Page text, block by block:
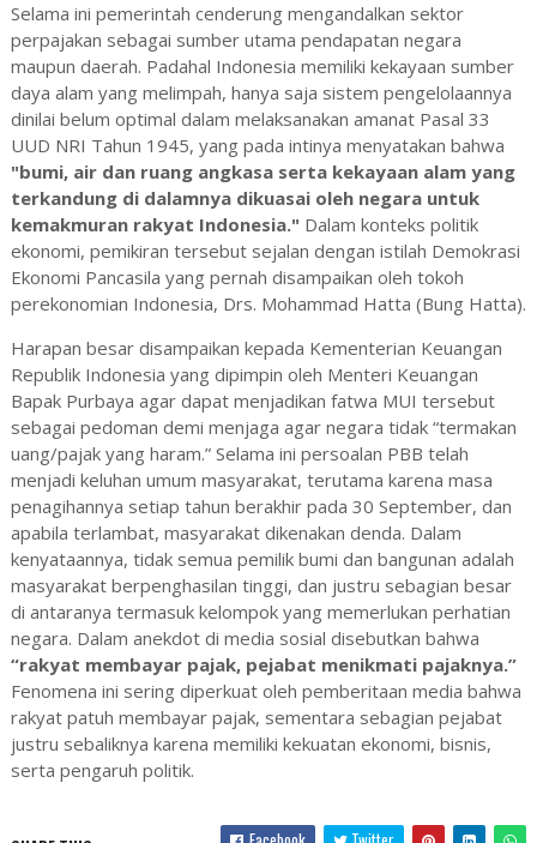
Selama ini pemerintah cenderung mengandalkan sektor
perpajakan sebagai sumber utama pendapatan negara
maupun daerah. Padahal Indonesia memiliki kekayaan sumber
daya alam yang melimpah, hanya saja sistem pengelolaannya
dinilai belum optimal dalam melaksanakan amanat Pasal 33
UUD NRI Tahun 1945, yang pada intinya menyatakan bahwa
"bumi, air dan ruang angkasa serta kekayaan alam yang
terkandung di dalamnya dikuasai oleh negara untuk
kemakmuran rakyat Indonesia." Dalam konteks politik
ekonomi, pemikiran tersebut sejalan dengan istilah Demokrasi
Ekonomi Pancasila yang pernah disampaikan oleh tokoh
perekonomian Indonesia, Drs. Mohammad Hatta (Bung Hatta).
Harapan besar disampaikan kepada Kementerian Keuangan
Republik Indonesia yang dipimpin oleh Menteri Keuangan
Bapak Purbaya agar dapat menjadikan fatwa MUI tersebut
sebagai pedoman demi menjaga agar negara tidak “termakan
uang/pajak yang haram.” Selama ini persoalan PBB telah
menjadi keluhan umum masyarakat, terutama karena masa
penagihannya setiap tahun berakhir pada 30 September, dan
apabila terlambat, masyarakat dikenakan denda. Dalam
kenyataannya, tidak semua pemilik bumi dan bangunan adalah
masyarakat berpenghasilan tinggi, dan justru sebagian besar
di antaranya termasuk kelompok yang memerlukan perhatian
negara. Dalam anekdot di media sosial disebutkan bahwa
“rakyat membayar pajak, pejabat menikmati pajaknya.”
Fenomena ini sering diperkuat oleh pemberitaan media bahwa
rakyat patuh membayar pajak, sementara sebagian pejabat
justru sebaliknya karena memiliki kekuatan ekonomi, bisnis,
serta pengaruh politik.